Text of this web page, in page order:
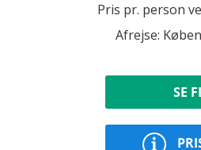
Pris pr. person
Afrejse:
SE